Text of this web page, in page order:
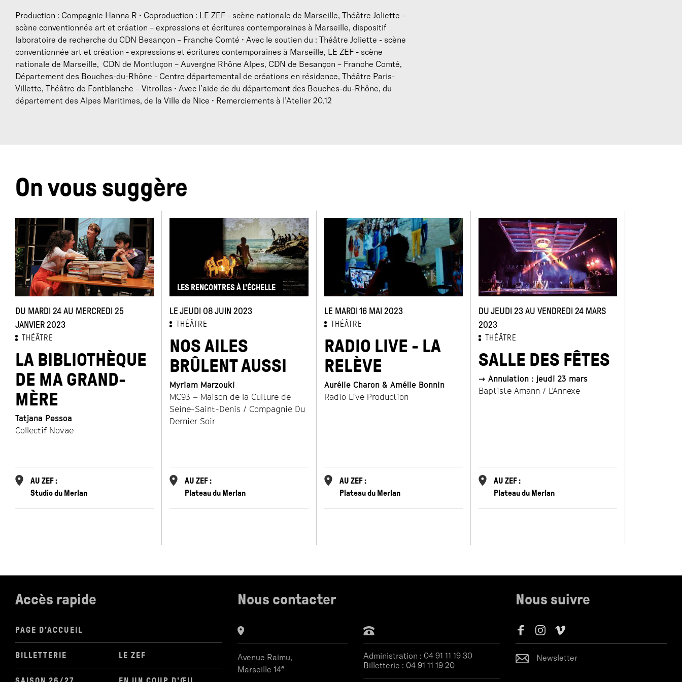
Production : Compagnie Hanna R • Coproduction : LE ZEF - scène nationale de Marseille, Théâtre Joliette -
scène conventionnée art et création – expressions et écritures contemporaines à Marseille, dispositif
laboratoire de recherche du CDN Besançon – Franche Comté • Avec le soutien du : Théâtre Joliette - scène
conventionnée art et création - expressions et écritures contemporaines à Marseille, LE ZEF - scène
nationale de Marseille, CDN de Montluçon – Auvergne Rhône Alpes, CDN de Besançon – Franche Comté,
Département des Bouches-du-Rhône - Centre départemental de créations en résidence, Théâtre Paris-
Villette, Théâtre de Fontblanche – Vitrolles • Avec l’aide de du département des Bouches-du-Rhône, du
département des Alpes Maritimes, de la Ville de Nice • Remerciements à l’Atelier 20.12
On vous suggère
DU MARDI 24 AU MERCREDI 25
JANVIER 2023
THÉÂTRE
LA BIBLIOTHÈQUE
DE MA GRAND-
MÈRE
Tatjana Pessoa
Collectif Novae
AU ZEF :
Studio du Merlan
LES RENCONTRES À L'ÉCHELLE
LE JEUDI 08 JUIN 2023
THÉÂTRE
NOS AILES
BRÛLENT AUSSI
Myriam Marzouki
MC93 – Maison de la Culture de
Seine-Saint-Denis / Compagnie Du
Dernier Soir
AU ZEF :
Plateau du Merlan
LE MARDI 16 MAI 2023
THÉÂTRE
RADIO LIVE - LA
RELÈVE
Aurélie Charon & Amélie Bonnin
Radio Live Production
AU ZEF :
Plateau du Merlan
DU JEUDI 23 AU VENDREDI 24 MARS
2023
THÉÂTRE
SALLE DES FÊTES
→ Annulation : jeudi 23 mars
Baptiste Amann / L’Annexe
AU ZEF :
Plateau du Merlan
Accès rapide
PAGE D'ACCUEIL
BILLETTERIE LE ZEF
Nous contacter
Avenue Raimu,
Marseille 14e
Administration : 04 91 11 19 30
Billetterie : 04 91 11 19 20
Nous suivre
Newsletter